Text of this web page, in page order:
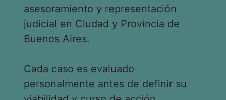
asesoramiento y representación
judicial en Ciudad y Provincia de
Buenos Aires.
Cada caso es evaluado
personalmente antes de definir su